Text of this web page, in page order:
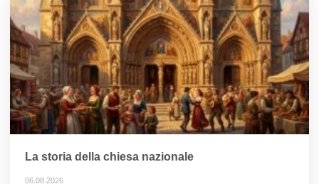
La storia della chiesa nazionale
06.08.2026